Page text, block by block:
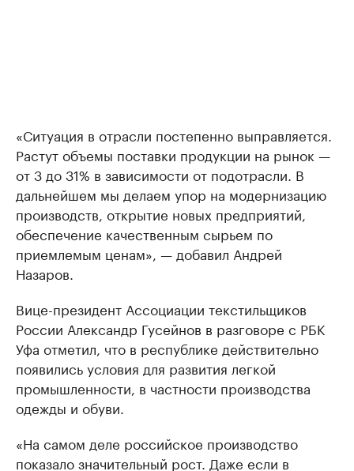
«Ситуация в отрасли постепенно выправляется.
Растут объемы поставки продукции на рынок —
от 3 до 31% в зависимости от подотрасли. В
дальнейшем мы делаем упор на модернизацию
производств, открытие новых предприятий,
обеспечение качественным сырьем по
приемлемым ценам», — добавил Андрей
Назаров.
Вице-президент Ассоциации текстильщиков
России Александр Гусейнов в разговоре с РБК
Уфа отметил, что в республике действительно
появились условия для развития легкой
промышленности, в частности производства
одежды и обуви.
«На самом деле российское производство
показало значительный рост. Даже если в